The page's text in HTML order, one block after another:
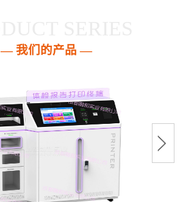
— 我们的产品 —